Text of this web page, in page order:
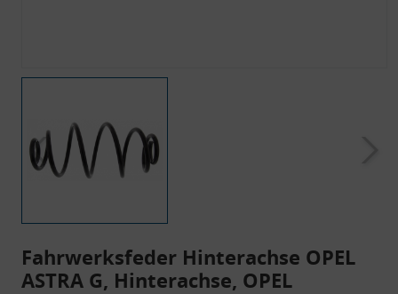
Fahrwerksfeder Hinterachse OPEL
ASTRA G, Hinterachse, OPEL